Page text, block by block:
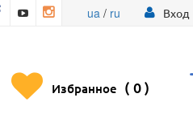
ua/ ru Вход
Избранное ( 0)